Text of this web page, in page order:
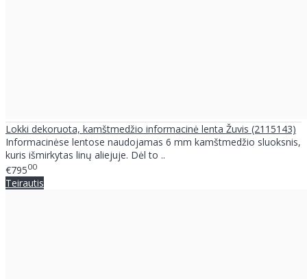
Lokki dekoruota, kamštmedžio informacinė lenta Žuvis (2115143)
Informacinėse lentose naudojamas 6 mm kamštmedžio sluoksnis,
kuris išmirkytas linų aliejuje. Dėl to ..
€79500
Teirautis